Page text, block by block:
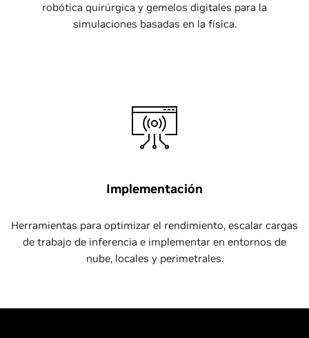
robótica quirúrgica y gemelos digitales para la
simulaciones basadas en la física.
Implementación
Herramientas para optimizar el rendimiento, escalar cargas
de trabajo de inferencia e implementar en entornos de
nube, locales y perimetrales.